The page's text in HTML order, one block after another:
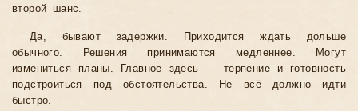
второй шанс.
Да, бывают задержки. Приходится ждать дольше
обычного. Решения принимаются медленнее. Могут
измениться планы. Главное здесь — терпение и готовность
подстроиться под обстоятельства. Не всё должно идти
быстро.